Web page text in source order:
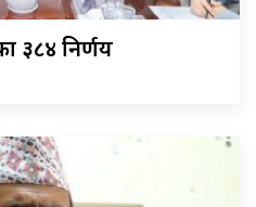
३८४ निर्णय